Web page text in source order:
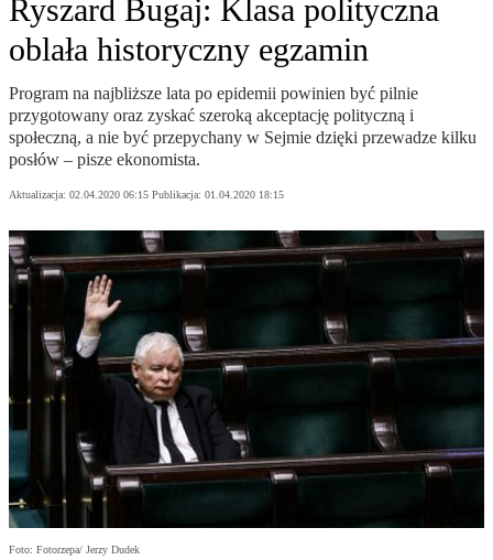
Ryszard Bugaj: Klasa polityczna
oblała historyczny egzamin
Program na najbliższe lata po epidemii powinien być pilnie
przygotowany oraz zyskać szeroką akceptację polityczną i
społeczną, a nie być przepychany w Sejmie dzięki przewadze kilku
posłów – pisze ekonomista.
Aktualizacja: 02.04.2020 06:15 Publikacja: 01.04.2020 18:15
Foto: Fotorzepa/ Jerzy Dudek